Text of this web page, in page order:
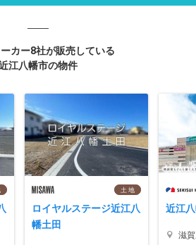
カー8社が販売している
江八幡市の物件
土 地
ロイヤルステージ近江八
幡土田
近江
滋